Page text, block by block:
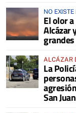
NO
COMARCA
El olor
Alcázar
ALCÁZAR
La
San Juan